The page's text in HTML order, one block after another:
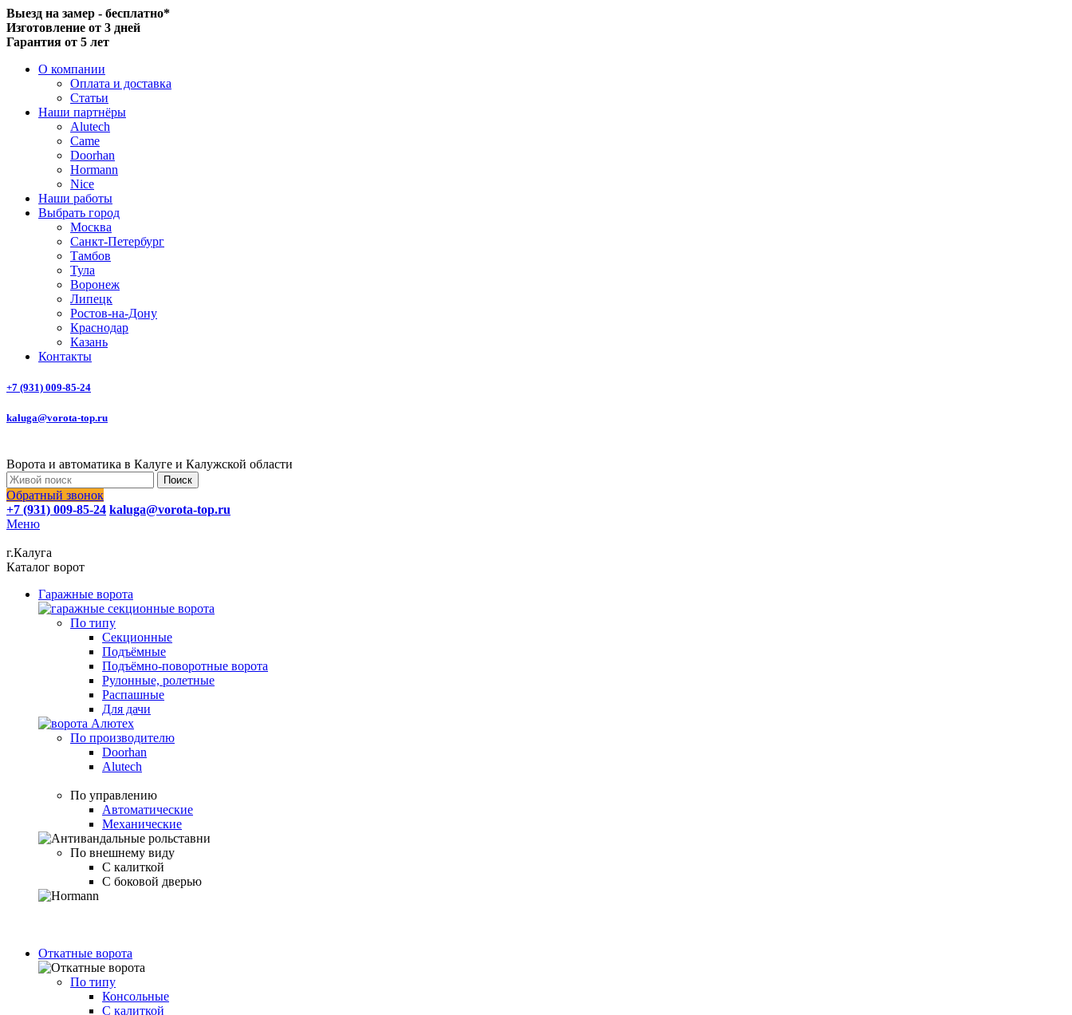
Выезд на замер - бесплатно*
Изготовление от 3 дней
Гарантия от 5 лет
О компании
Оплата и доставка
Статьи
Наши партнёры
Alutech
Came
Doorhan
Hormann
Nice
Наши работы
Выбрать город
Москва
Санкт-Петербург
Тамбов
Тула
Воронеж
Липецк
Ростов-на-Дону
Краснодар
Казань
Контакты
+7 (931) 009-85-24
kaluga@vorota-top.ru
Ворота и автоматика в Калуге и Калужской области
Поиск
Обратный звонок
+7 (931) 009-85-24 kaluga@vorota-top.ru
Меню
г.Калуга
Каталог ворот
Гаражные ворота
По типу
Секционные
Подъёмные
Подъёмно-поворотные ворота
Рулонные, ролетные
Распашные
Для дачи
По производителю
Doorhan
Alutech
По управлению
Автоматические
Механические
По внешнему виду
С калиткой
С боковой дверью
Откатные ворота
По типу
Консольные
С калиткой